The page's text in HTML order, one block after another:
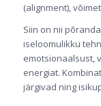
(alignment),
Siin on nii
iseloomulikku
emotsionaalsust,
energiat.
järgivad ning